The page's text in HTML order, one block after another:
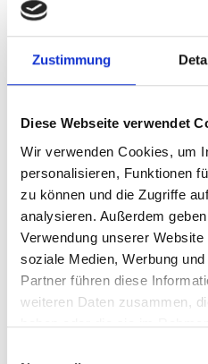
Zustimmung
Diese Webseite verwendet
Wir verwenden Cookies, um
personalisieren, Funktionen
zu können und die Zugriffe
analysieren. Außerdem
Verwendung unserer
soziale Medien, Werbung
Partner führen diese
weiteren Daten zusammen,
haben oder die sie im
wie der Inhalt
eigene
Schulung ist so
deiner individuellen
anstatt eine
Der Prozess des
Schreibens kann
Wissen eine große
darstellen. Jedoch,
denTechniken und
Kurses, wird die